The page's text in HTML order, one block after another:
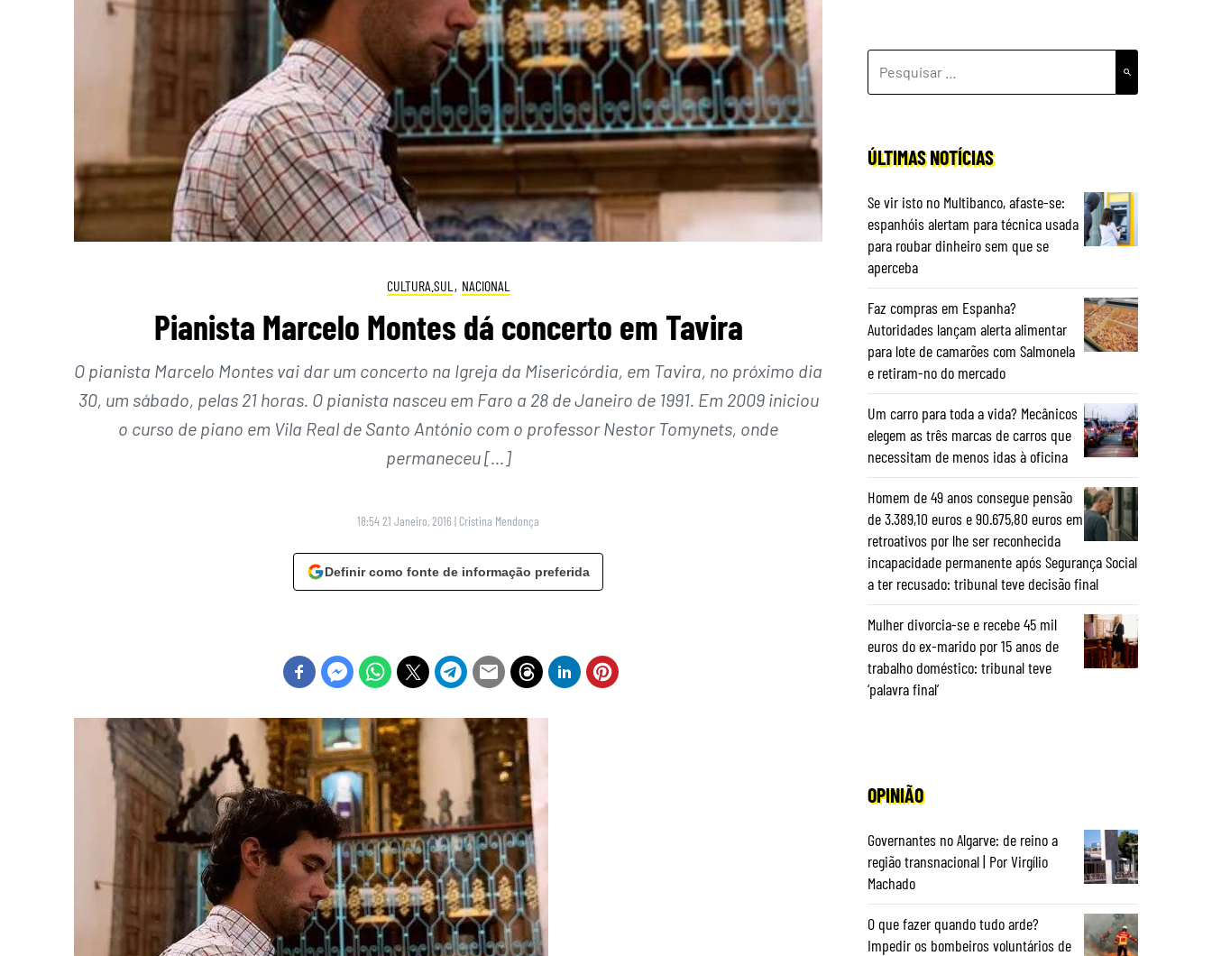
CULTURA.SUL , NACIONAL
Pianista Marcelo Montes dá concerto em Tavira
O pianista Marcelo Montes vai dar um concerto na Igreja da Misericórdia, em Tavira, no próximo dia
30, um sábado, pelas 21 horas. O pianista nasceu em Faro a 28 de Janeiro de 1991. Em 2009 iniciou
o curso de piano em Vila Real de Santo António com o professor Nestor Tomynets, onde
permaneceu […]
18:54 21 Janeiro, 2016 | Cristina Mendonça
Definir como fonte de informação preferida
POR:
ÚLTIMAS NOTÍCIAS
Se vir isto no Multibanco, afaste-se:
espanhóis alertam para técnica usada
para roubar dinheiro sem que se
aperceba
Faz compras em Espanha?
Autoridades lançam alerta alimentar
para lote de camarões com Salmonela
e retiram-no do mercado
Um carro para toda a vida? Mecânicos
elegem as três marcas de carros que
necessitam de menos idas à oficina
Homem de 49 anos consegue pensão
de 3.389,10 euros e 90.675,80 euros em
retroativos por lhe ser reconhecida
incapacidade permanente após Segurança Social
a ter recusado: tribunal teve decisão final
Mulher divorcia-se e recebe 45 mil
euros do ex-marido por 15 anos de
trabalho doméstico: tribunal teve
‘palavra final’
OPINIÃO
Governantes no Algarve: de reino a
região transnacional | Por Virgílio
Machado
O que fazer quando tudo arde?
Impedir os bombeiros voluntários de